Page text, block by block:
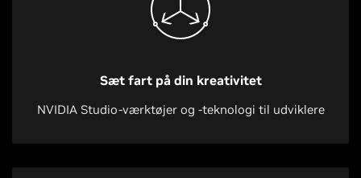
Sæt fart på din kreativitet
NVIDIA Studio-værktøjer og -teknologi til udviklere